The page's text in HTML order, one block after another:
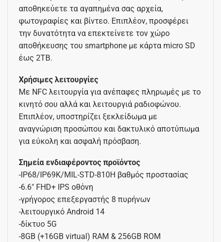
αποθηκεύετε τα αγαπημένα σας αρχεία,
φωτογραφίες και βίντεο. Επιπλέον, προσφέρει
την δυνατότητα να επεκτείνετε τον χώρο
αποθήκευσης του smartphone με κάρτα micro SD
έως 2TB.
Χρήσιμες λειτουργίες
Με NFC λειτουργία για ανέπαφες πληρωμές με το
κινητό σου αλλά και λειτουργιά ραδιοφώνου.
Επιπλέον, υποστηρίζει ξεκλείδωμα με
αναγνώριση προσώπου και δακτυλικό αποτύπωμα
για εύκολη και ασφαλή πρόσβαση.
Σημεία ενδιαφέροντος προϊόντος
-IP68/IP69K/MIL-STD-810H βαθμός προστασίας
-6.6″ FHD+ IPS οθόνη
-γρήγορος επεξεργαστής 8 πυρήνων
-λειτουργικό Android 14
-δίκτυο 5G
-8GB (+16GB virtual) RAM & 256GB ROM